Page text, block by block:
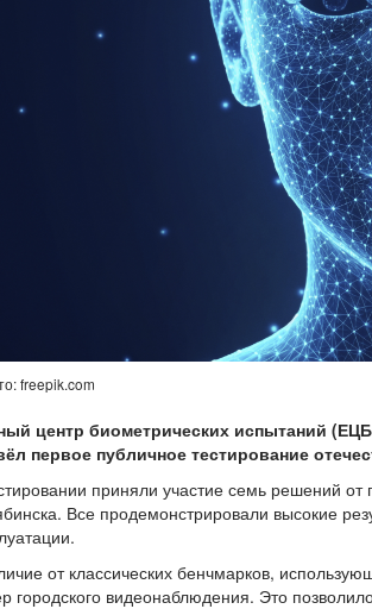
freepik.com
центр биометрических испытаний
первое публичное тестирование
приняли участие семь решений
Все продемонстрировали высокие
от классических бенчмарков,
городского видеонаблюдения. Это